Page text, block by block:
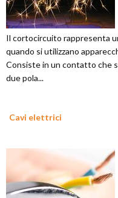
Il cortocircuito rappresenta
quando si utilizzano
Consiste in un contatto che
due pola...
Cavi elettrici